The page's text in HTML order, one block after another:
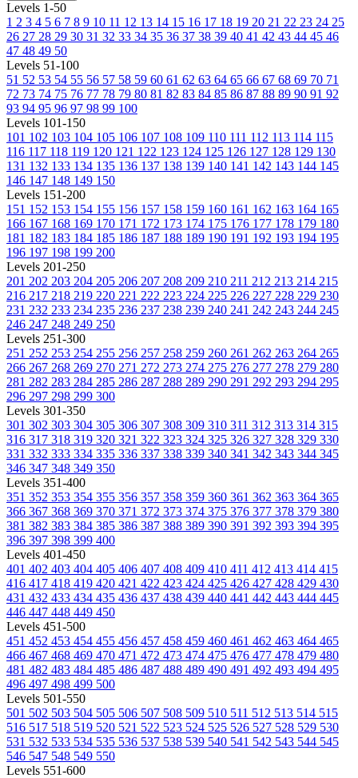
Levels 1-50
1 2 3 4 5 6 7 8 9 10 11 12 13 14 15 16 17 18 19 20 21 22 23 24 25
26 27 28 29 30 31 32 33 34 35 36 37 38 39 40 41 42 43 44 45 46
47 48 49 50
Levels 51-100
51 52 53 54 55 56 57 58 59 60 61 62 63 64 65 66 67 68 69 70 71
72 73 74 75 76 77 78 79 80 81 82 83 84 85 86 87 88 89 90 91 92
93 94 95 96 97 98 99 100
Levels 101-150
101 102 103 104 105 106 107 108 109 110 111 112 113 114 115
116 117 118 119 120 121 122 123 124 125 126 127 128 129 130
131 132 133 134 135 136 137 138 139 140 141 142 143 144 145
146 147 148 149 150
Levels 151-200
151 152 153 154 155 156 157 158 159 160 161 162 163 164 165
166 167 168 169 170 171 172 173 174 175 176 177 178 179 180
181 182 183 184 185 186 187 188 189 190 191 192 193 194 195
196 197 198 199 200
Levels 201-250
201 202 203 204 205 206 207 208 209 210 211 212 213 214 215
216 217 218 219 220 221 222 223 224 225 226 227 228 229 230
231 232 233 234 235 236 237 238 239 240 241 242 243 244 245
246 247 248 249 250
Levels 251-300
251 252 253 254 255 256 257 258 259 260 261 262 263 264 265
266 267 268 269 270 271 272 273 274 275 276 277 278 279 280
281 282 283 284 285 286 287 288 289 290 291 292 293 294 295
296 297 298 299 300
Levels 301-350
301 302 303 304 305 306 307 308 309 310 311 312 313 314 315
316 317 318 319 320 321 322 323 324 325 326 327 328 329 330
331 332 333 334 335 336 337 338 339 340 341 342 343 344 345
346 347 348 349 350
Levels 351-400
351 352 353 354 355 356 357 358 359 360 361 362 363 364 365
366 367 368 369 370 371 372 373 374 375 376 377 378 379 380
381 382 383 384 385 386 387 388 389 390 391 392 393 394 395
396 397 398 399 400
Levels 401-450
401 402 403 404 405 406 407 408 409 410 411 412 413 414 415
416 417 418 419 420 421 422 423 424 425 426 427 428 429 430
431 432 433 434 435 436 437 438 439 440 441 442 443 444 445
446 447 448 449 450
Levels 451-500
451 452 453 454 455 456 457 458 459 460 461 462 463 464 465
466 467 468 469 470 471 472 473 474 475 476 477 478 479 480
481 482 483 484 485 486 487 488 489 490 491 492 493 494 495
496 497 498 499 500
Levels 501-550
501 502 503 504 505 506 507 508 509 510 511 512 513 514 515
516 517 518 519 520 521 522 523 524 525 526 527 528 529 530
531 532 533 534 535 536 537 538 539 540 541 542 543 544 545
546 547 548 549 550
Levels 551-600